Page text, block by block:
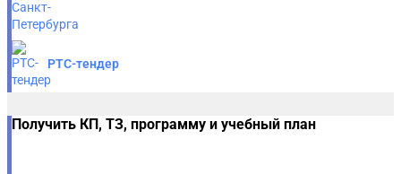
РТС-тендер
Получить КП, ТЗ, программу и учебный план